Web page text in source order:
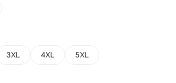
3XL 4XL 5XL